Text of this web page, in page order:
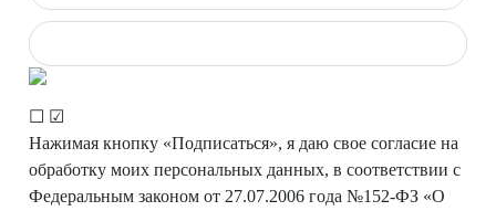
☐ ☑
Нажимая кнопку «Подписаться», я даю свое согласие на
обработку моих персональных данных, в соответствии с
Федеральным законом от 27.07.2006 года №152-ФЗ «О